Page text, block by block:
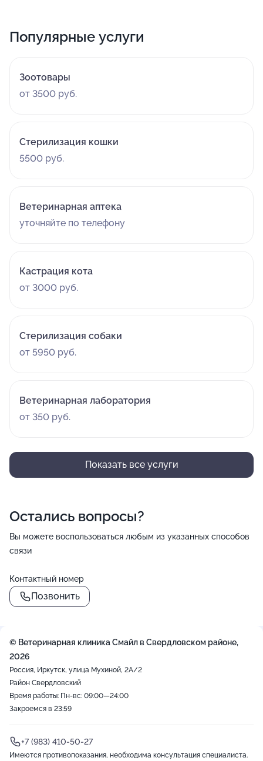
Популярные услуги
Зоотовары
от 3500 руб.
Стерилизация кошки
5500 руб.
Ветеринарная аптека
уточняйте по телефону
Кастрация кота
от 3000 руб.
Стерилизация собаки
от 5950 руб.
Ветеринарная лаборатория
от 350 руб.
Показать все услуги
Остались вопросы?
Вы можете воспользоваться любым из указанных способов
связи
Контактный номер
Позвонить
© Ветеринарная клиника Смайл в Свердловском районе,
2026
Россия, Иркутск, улица Мухиной, 2А/2
Район Свердловский
Время работы: Пн-вс: 09:00—24:00
Закроемся в 23:59
+7 (983) 410-50-27
Имеются противопоказания, необходима консультация специалиста.